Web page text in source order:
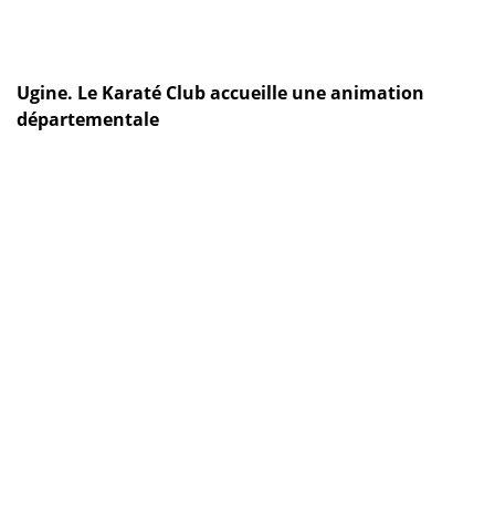
Ugine. Le Karaté Club accueille une animation
départementale